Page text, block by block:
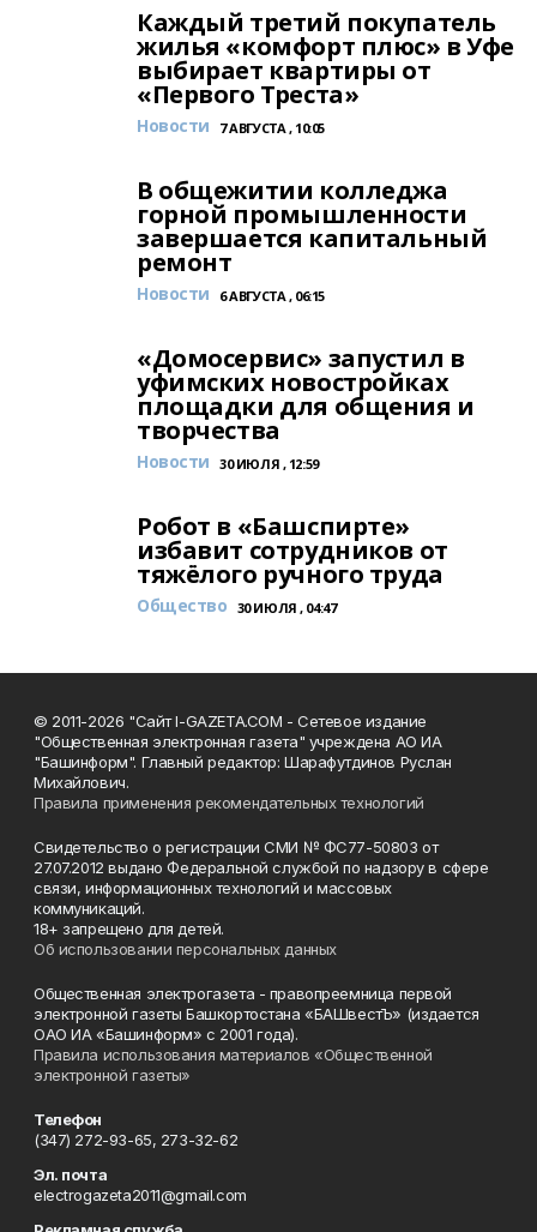
Каждый третий покупатель
жилья «комфорт плюс» в Уфе
выбирает квартиры от
«Первого Треста»
Новости 7 АВГУСТА , 10:05
В общежитии колледжа
горной промышленности
завершается капитальный
ремонт
Новости 6 АВГУСТА , 06:15
«Домосервис» запустил в
уфимских новостройках
площадки для общения и
творчества
Новости 30 ИЮЛЯ , 12:59
Робот в «Башспирте»
избавит сотрудников от
тяжёлого ручного труда
Общество 30 ИЮЛЯ , 04:47
© 2011-2026 "Сайт I-GAZETA.COM - Сетевое издание
"Общественная электронная газета" учреждена АО ИА
"Башинформ". Главный редактор: Шарафутдинов Руслан
Михайлович.
Правила применения рекомендательных технологий
Свидетельство о регистрации СМИ № ФС77-50803 от
27.07.2012 выдано Федеральной службой по надзору в сфере
связи, информационных технологий и массовых
коммуникаций.
18+ запрещено для детей.
Об использовании персональных данных
Общественная электрогазета - правопреемница первой
электронной газеты Башкортостана «БАШвестЪ» (издается
ОАО ИА «Башинформ» с 2001 года).
Правила использования материалов «Общественной
электронной газеты»
Телефон
(347) 272-93-65, 273-32-62
Эл. почта
electrogazeta2011@gmail.com